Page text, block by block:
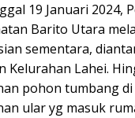
19 Januari 2024,
Barito Utara
sementara,
Kelurahan Lahei.
pohon tumbang
ular yg masuk